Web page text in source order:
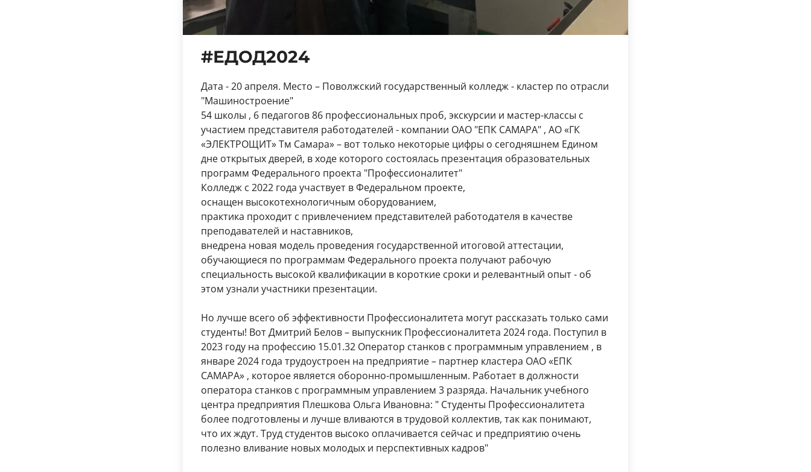
#ЕДОД2024
Дата - 20 апреля. Место – Поволжский государственный колледж - кластер по отрасли
"Машиностроение"
54 школы , 6 педагогов 86 профессиональных проб, экскурсии и мастер-классы с
участием представителя работодателей - компании ОАО "ЕПК САМАРА" , АО «ГК
«ЭЛЕКТРОЩИТ» Тм Самара» – вот только некоторые цифры о сегодняшнем Едином
дне открытых дверей, в ходе которого состоялась презентация образовательных
программ Федерального проекта "Профессионалитет"
Колледж с 2022 года участвует в Федеральном проекте,
оснащен высокотехнологичным оборудованием,
практика проходит с привлечением представителей работодателя в качестве
преподавателей и наставников,
внедрена новая модель проведения государственной итоговой аттестации,
обучающиеся по программам Федерального проекта получают рабочую
специальность высокой квалификации в короткие сроки и релевантный опыт - об
этом узнали участники презентации.
Но лучше всего об эффективности Профессионалитета могут рассказать только сами
студенты! Вот Дмитрий Белов – выпускник Профессионалитета 2024 года. Поступил в
2023 году на профессию 15.01.32 Оператор станков с программным управлением , в
январе 2024 года трудоустроен на предприятие – партнер кластера ОАО «ЕПК
САМАРА» , которое является оборонно-промышленным. Работает в должности
оператора станков с программным управлением 3 разряда. Начальник учебного
центра предприятия Плешкова Ольга Ивановна: " Студенты Профессионалитета
более подготовлены и лучше вливаются в трудовой коллектив, так как понимают,
что их ждут. Труд студентов высоко оплачивается сейчас и предприятию очень
полезно вливание новых молодых и перспективных кадров"